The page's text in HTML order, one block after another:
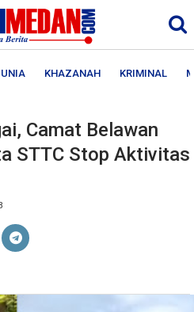
KHAZANAH KRIMINAL
Camat Belawan
STTC Stop Aktivitas